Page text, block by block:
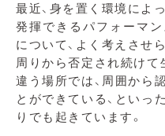
最近、身を置く環境によ
発揮できるパフォーマ
について、よく考えさせ
周りから否定され続けて
違う場所では、周囲から
とができている、といっ
りでも起きています。